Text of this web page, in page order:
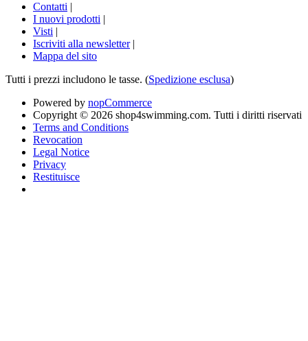
Contatti |
I nuovi prodotti |
Visti |
Iscriviti alla newsletter |
Mappa del sito
Tutti i prezzi includono le tasse. (Spedizione esclusa)
Powered by nopCommerce
Copyright © 2026 shop4swimming.com. Tutti i diritti riservati
Terms and Conditions
Revocation
Legal Notice
Privacy
Restituisce